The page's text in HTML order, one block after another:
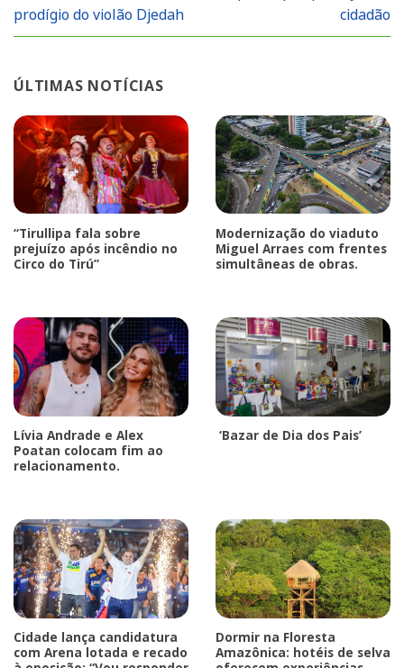
prodígio do violão Djedah
cidadão
ÚLTIMAS NOTÍCIAS
“Tirullipa fala sobre
prejuízo após incêndio no
Circo do Tirú”
Modernização do viaduto
Miguel Arraes com frentes
simultâneas de obras.
Lívia Andrade e Alex
Poatan colocam fim ao
relacionamento.
‘Bazar de Dia dos Pais’
Cidade lança candidatura
com Arena lotada e recado
Dormir na Floresta
Amazônica: hotéis de selva